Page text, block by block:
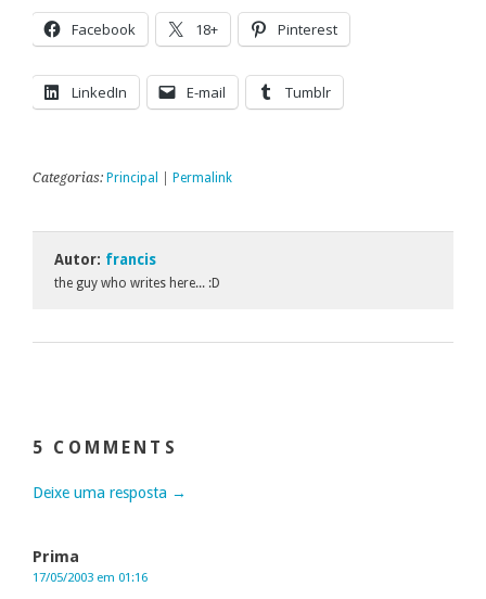
Facebook 18+ Pinterest
LinkedIn E-mail Tumblr
Categorias: Principal Permalink
Autor: francis
the guy who writes here... :D
5 COMMENTS
Deixe uma resposta →
Prima
17/05/2003 em 01:16